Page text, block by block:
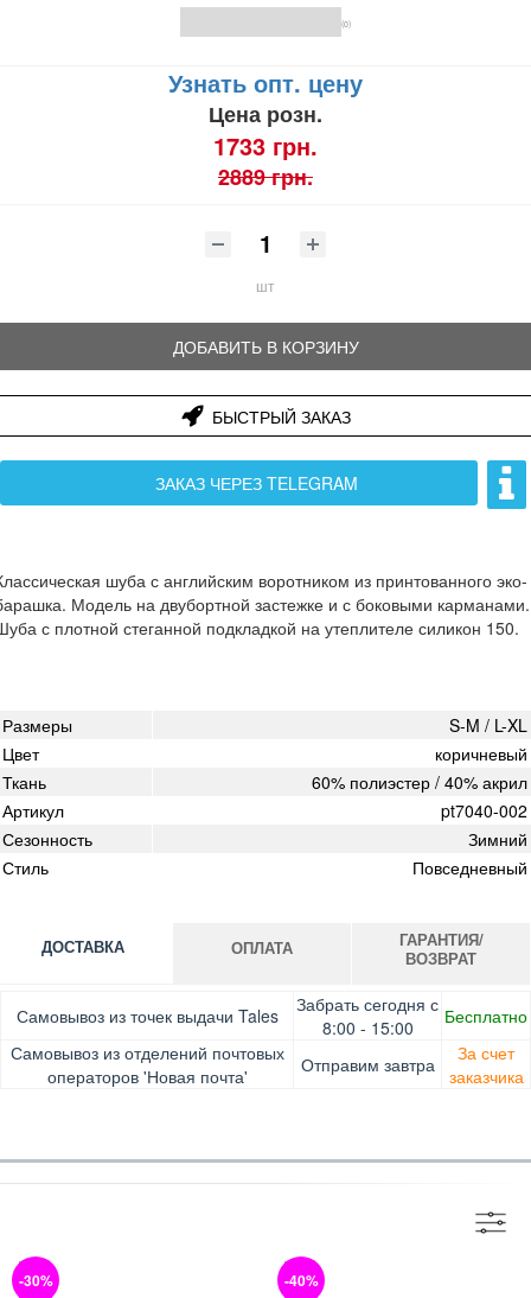
(0)
Узнать опт. цену
Цена розн.
1733 грн.
2889 грн.
шт
ДОБАВИТЬ В КОРЗИНУ
БЫСТРЫЙ ЗАКАЗ
ЗАКАЗ ЧЕРЕЗ TELEGRAM
шуба с английским воротником из принтованного эко-
Модель на двубортной застежке и с боковыми карманами.
с плотной стеганной подкладкой на утеплителе силикон 150.
Размеры
S-M / L-XL
Цвет
коричневый
Ткань
60% полиэстер / 40% акрил
Артикул
pt7040-002
Сезонность
Зимний
Стиль
Повседневный
ДОСТАВКА
Самовывоз из точек выдачи Tales
Забрать сегодня с
8:00 - 15:00
Бесплатно
Самовывоз из отделений почтовых
операторов 'Новая почта'
Отправим завтра
За счет
заказчика
ОПЛАТА
Оплата при получении товара, Картой онлайн, Google
Pay, Безналичными для юридических лиц, Безналичными
для физических лиц, Apple Pay, Mastercard, Visa
ГАРАНТИЯ/
ВОЗВРАТ
Гарантия. Обмен/возврат товара в течение 14 дней.
Доставка за счет заказчика
-30% -40%